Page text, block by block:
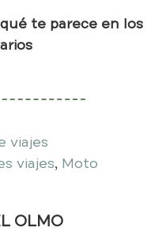
te parece en los
viajes
viajes, Moto
OLMO